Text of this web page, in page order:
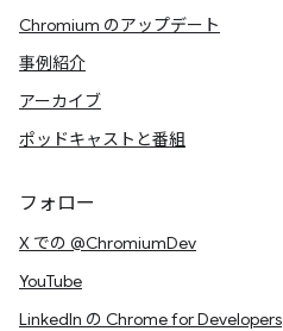
Chromium のアップデート
事例紹介
アーカイブ
ポッドキャストと番組
フォロー
X での @ChromiumDev
YouTube
LinkedIn の Chrome for Developers